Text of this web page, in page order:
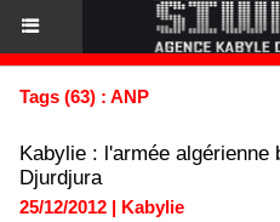
Tags (63) : ANP
Kabylie : l'armée algérienne
Djurdjura
25/12/2012 | Kabylie